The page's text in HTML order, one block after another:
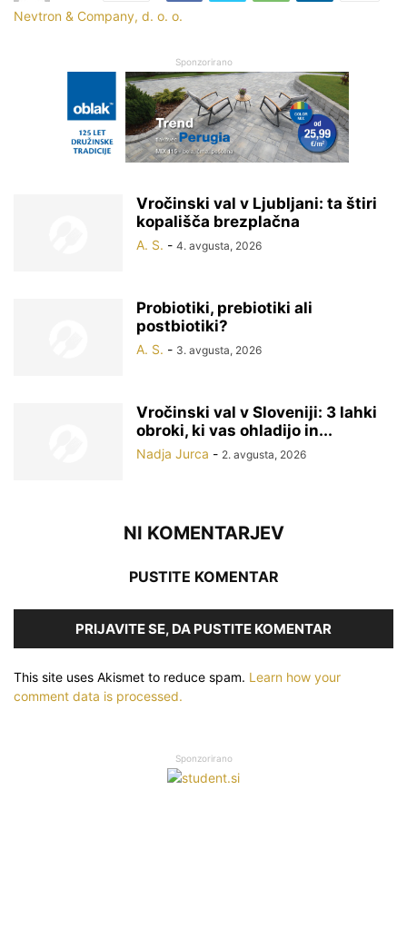
Nevtron & Company, d. o. o.
Sponzorirano
Vročinski val v Ljubljani: ta štiri
kopališča brezplačna
A. S. - 4. avgusta, 2026
Probiotiki, prebiotiki ali
postbiotiki?
A. S. - 3. avgusta, 2026
Vročinski val v Sloveniji: 3 lahki
obroki, ki vas ohladijo in...
Nadja Jurca - 2. avgusta, 2026
NI KOMENTARJEV
PUSTITE KOMENTAR
PRIJAVITE SE, DA PUSTITE KOMENTAR
This site uses Akismet to reduce spam. Learn how your
comment data is processed.
Sponzorirano